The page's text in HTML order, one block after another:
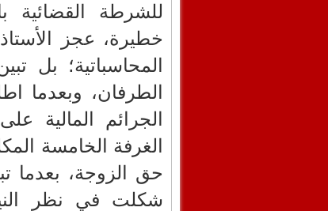
للشرطة القضائية
خطيرة، عجز
المحاسباتية؛ بل
الطرفان، وبعدما
الجرائم المالية
الغرفة الخامسة
حق الزوجة، بعدما
شكلت في نظر